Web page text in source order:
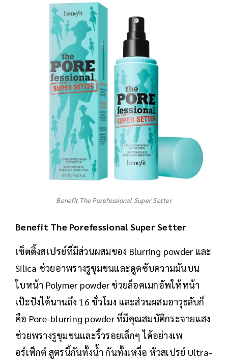
Benefit The Porefessional Super Setter
Benefit The Porefessional Super Setter
เซ็ตติ้งสเปรย์ที่มีส่วนผสมของ Blurring powder และ
Silica ช่วยอาพรางรูขุมขนและดูดซับความมันบน
ใบหน้า Polymer powder ช่วยล็อคเมกอัพให้หน้า
เป๊ะปังได้นานถึง 16 ชั่วโมง และส่วนผสมอาวุธลับก็
คือ Pore-blurring powder ที่มีคุณสมบัติกระจายแสง
ช่วยพรางรูขุมขนและริ้วรอยเล็กๆ ได้อย่างเพ
อร์เฟ็กต์ สูตรนี้กันทั้งน้ำ กันทั้งเหงื่อ หัวสเปรย์ Ultra-